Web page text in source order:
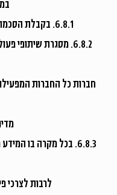
6.8.1. בקבלת הסכמה של המשתמש לביצוע העברה;
6.8.2. מסגרת
חברות כל החברות
6.8.3. בכל מקרה בו
לרבות לצרכי